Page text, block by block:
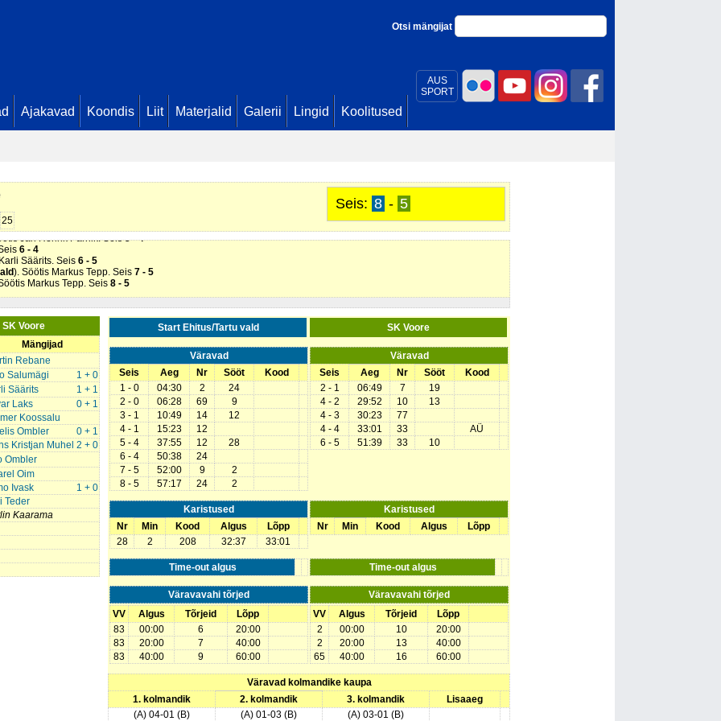
AUS
SPORT
Otsi mängijat
Ajakavad Koondis Liit Materjalid Galerii Lingid Koolitused
Seis: 8 - 5
25
4 - 1
Seis
Pärnik (
4
Jan Henrik Pärnik. Seis5 - 4
6 - 4
Säärits. Seis 6 - 5
). Söötis Markus Tepp. Seis 7 - 5
Markus Tepp. Seis 8 - 5
SK Voore
Mängijad
Rebane
1 + 0
Salumägi
1 + 1
Säärits
0 + 1
Laks
Koossalu
0 + 1
Ombler
2 + 0
Kristjan Muhel
Ombler
Oim
1 + 0
Ivask
Teder
Kaarama
Start Ehitus/Tartu vald SK Voore
Väravad
Seis
Aeg Nr Sööt
Kood
1 - 0
04:30 2
24
2 - 0
06:28 69
9
3 - 1
10:49 14
12
4 - 1
15:23
12
5 - 4
37:55 12
28
6 - 4
50:38
24
7 - 5
52:00 9
2
8 - 5
57:17 24 2
Väravad
Seis
Aeg Nr Sööt
Kood
2 - 1
06:49 7
19
4 - 2
29:52 10
13
4 - 3
30:23
77
4 - 4
33:01 33
AÜ
6 - 5
51:39 33 10
Karistused
Nr
Min Kood Algus
Lõpp
28
2 208 32:37 33:01
Karistused
Nr
Min Kood Algus Lõpp
Time-out algus Time-out algus
Väravavahi tõrjed
Väravavahi tõrjed
VV
Algus Tõrjeid
Lõpp
83
00:00 6
20:00
83
20:00 7
40:00
83
40:00 9 60:00
VV Algus Tõrjeid
Lõpp
2
00:00 10
20:00
2
20:00 13
40:00
65
40:00 16 60:00
Väravad kolmandike kaupa
1. kolmandik
2. kolmandik 3. kolmandik
Lisaaeg
(A) 04-01 (B)
(A) 01-03 (B) (A) 03-01 (B)